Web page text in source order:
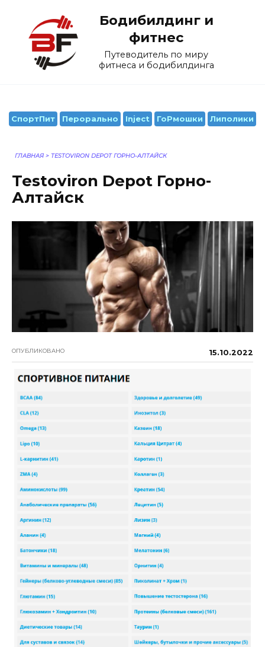
содержанию
Бодибилдинг и
фитнес
Путеводитель по миру
фитнеса и бодибилдинга
СпортПит Перорально Inject ГоРмошки Липолики
ГЛАВНАЯ > TESTOVIRON DEPOT ГОРНО-АЛТАЙСК
Testoviron Depot Горно-
Алтайск
ОПУБЛИКОВАНО 15.10.2022